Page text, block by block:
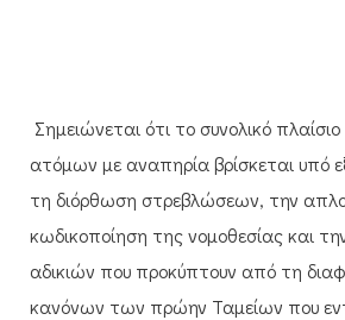
Σημειώνεται ότι το συνολικό
ατόμων με αναπηρία βρίσκεται υπό
τη διόρθωση στρεβλώσεων, την
κωδικοποίηση της νομοθεσίας και
αδικιών που προκύπτουν από τη
κανόνων των πρώην Ταμείων που